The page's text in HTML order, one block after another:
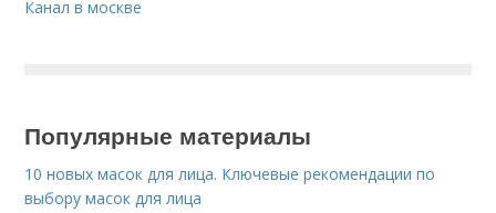
Канал в москве
Популярные материалы
10 новых масок для лица. Ключевые рекомендации по
выбору масок для лица